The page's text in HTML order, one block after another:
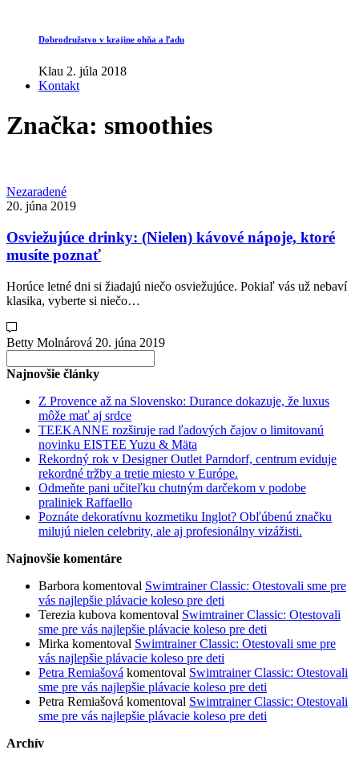
Dobrodružstvo v krajine ohňa a ľadu
Klau 2. júla 2018
Kontakt
Značka: smoothies
Nezaradené
20. júna 2019
Osviežujúce drinky: (Nielen) kávové nápoje, ktoré
musíte poznať
Horúce letné dni si žiadajú niečo osviežujúce. Pokiaľ vás už nebaví
klasika, vyberte si niečo…
Betty Molnárová 20. júna 2019
for:
Najnovšie články
Z Provence až na Slovensko: Durance dokazuje, že luxus
môže mať aj srdce
TEEKANNE rozširuje rad ľadových čajov o limitovanú
novinku EISTEE Yuzu & Mäta
Rekordný rok v Designer Outlet Parndorf, centrum eviduje
rekordné tržby a tretie miesto v Európe.
Odmeňte pani učiteľku chutným darčekom v podobe
praliniek Raffaello
Poznáte dekoratívnu kozmetiku Inglot? Obľúbenú značku
milujú nielen celebrity, ale aj profesionálny vizážisti.
Najnovšie komentáre
Barbora komentoval Swimtrainer Classic: Otestovali sme pre
vás najlepšie plávacie koleso pre deti
Terezia kubova komentoval Swimtrainer Classic: Otestovali
sme pre vás najlepšie plávacie koleso pre deti
Mirka komentoval Swimtrainer Classic: Otestovali sme pre
vás najlepšie plávacie koleso pre deti
Petra Remiašová komentoval Swimtrainer Classic: Otestovali
sme pre vás najlepšie plávacie koleso pre deti
Petra Remiašová komentoval Swimtrainer Classic: Otestovali
sme pre vás najlepšie plávacie koleso pre deti
Archív